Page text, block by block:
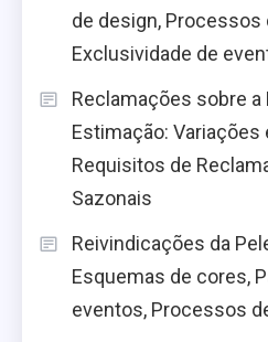
de design, Processos
Exclusividade de
Reclamações sobre a
Estimação: Variações
Requisitos de
Sazonais
Reivindicações da
Esquemas de cores,
eventos, Processos